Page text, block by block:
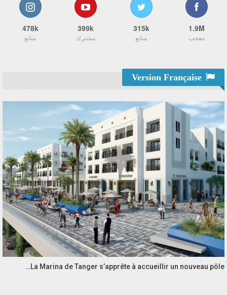
1.9M
معجب
315k
متابع
399k
مشترك
478k
متابع
La Marina de Tanger s’apprête à accueillir un nouveau pôle…